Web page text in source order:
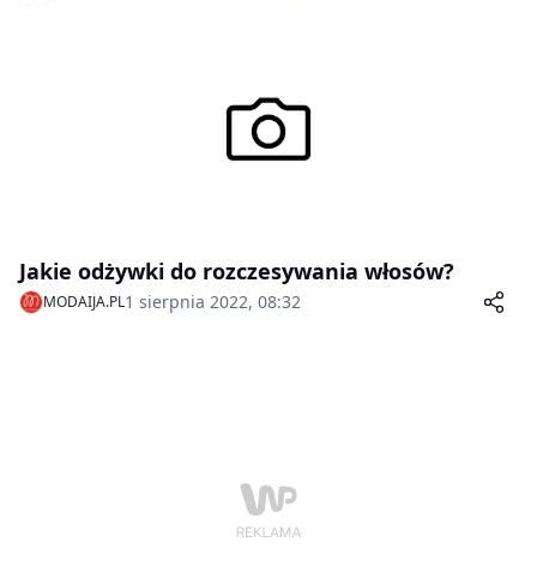
Jakie odżywki do rozczesywania włosów?
MODAIJA.PL1 sierpnia 2022, 08:32